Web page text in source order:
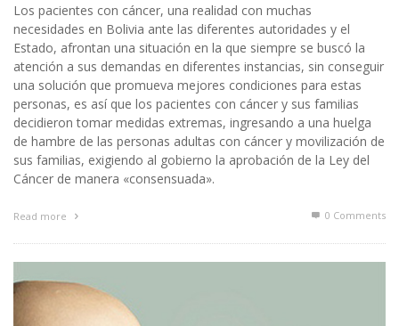
Los pacientes con cáncer, una realidad con muchas
necesidades en Bolivia ante las diferentes autoridades y el
Estado, afrontan una situación en la que siempre se buscó la
atención a sus demandas en diferentes instancias, sin conseguir
una solución que promueva mejores condiciones para estas
personas, es así que los pacientes con cáncer y sus familias
decidieron tomar medidas extremas, ingresando a una huelga
de hambre de las personas adultas con cáncer y movilización de
sus familias, exigiendo al gobierno la aprobación de la Ley del
Cáncer de manera «consensuada».
Read more 0 Comments